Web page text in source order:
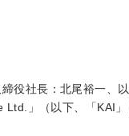
役社長：北尾裕一、
」（以下、「KAI